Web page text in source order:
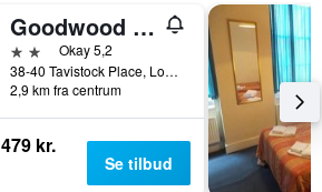
Goodwood Hotel
2 stjernerOkay 5,2
38-40 Tavistock Place, London, Storbritannien
2,9 km fra centrum
479 kr.
Se tilbud